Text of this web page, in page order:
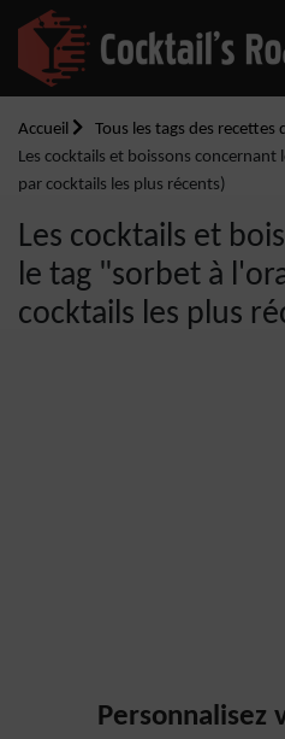
Accueil
Tous les tags des recettes
Les cocktails et boissons
par cocktails les plus récents)
Les cocktails et
le tag "sorbet à
cocktails les plus
Personnalisez